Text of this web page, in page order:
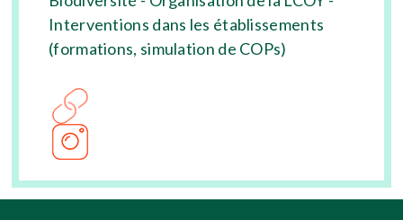
Interventions dans les établissements
(formations, simulation de COPs)